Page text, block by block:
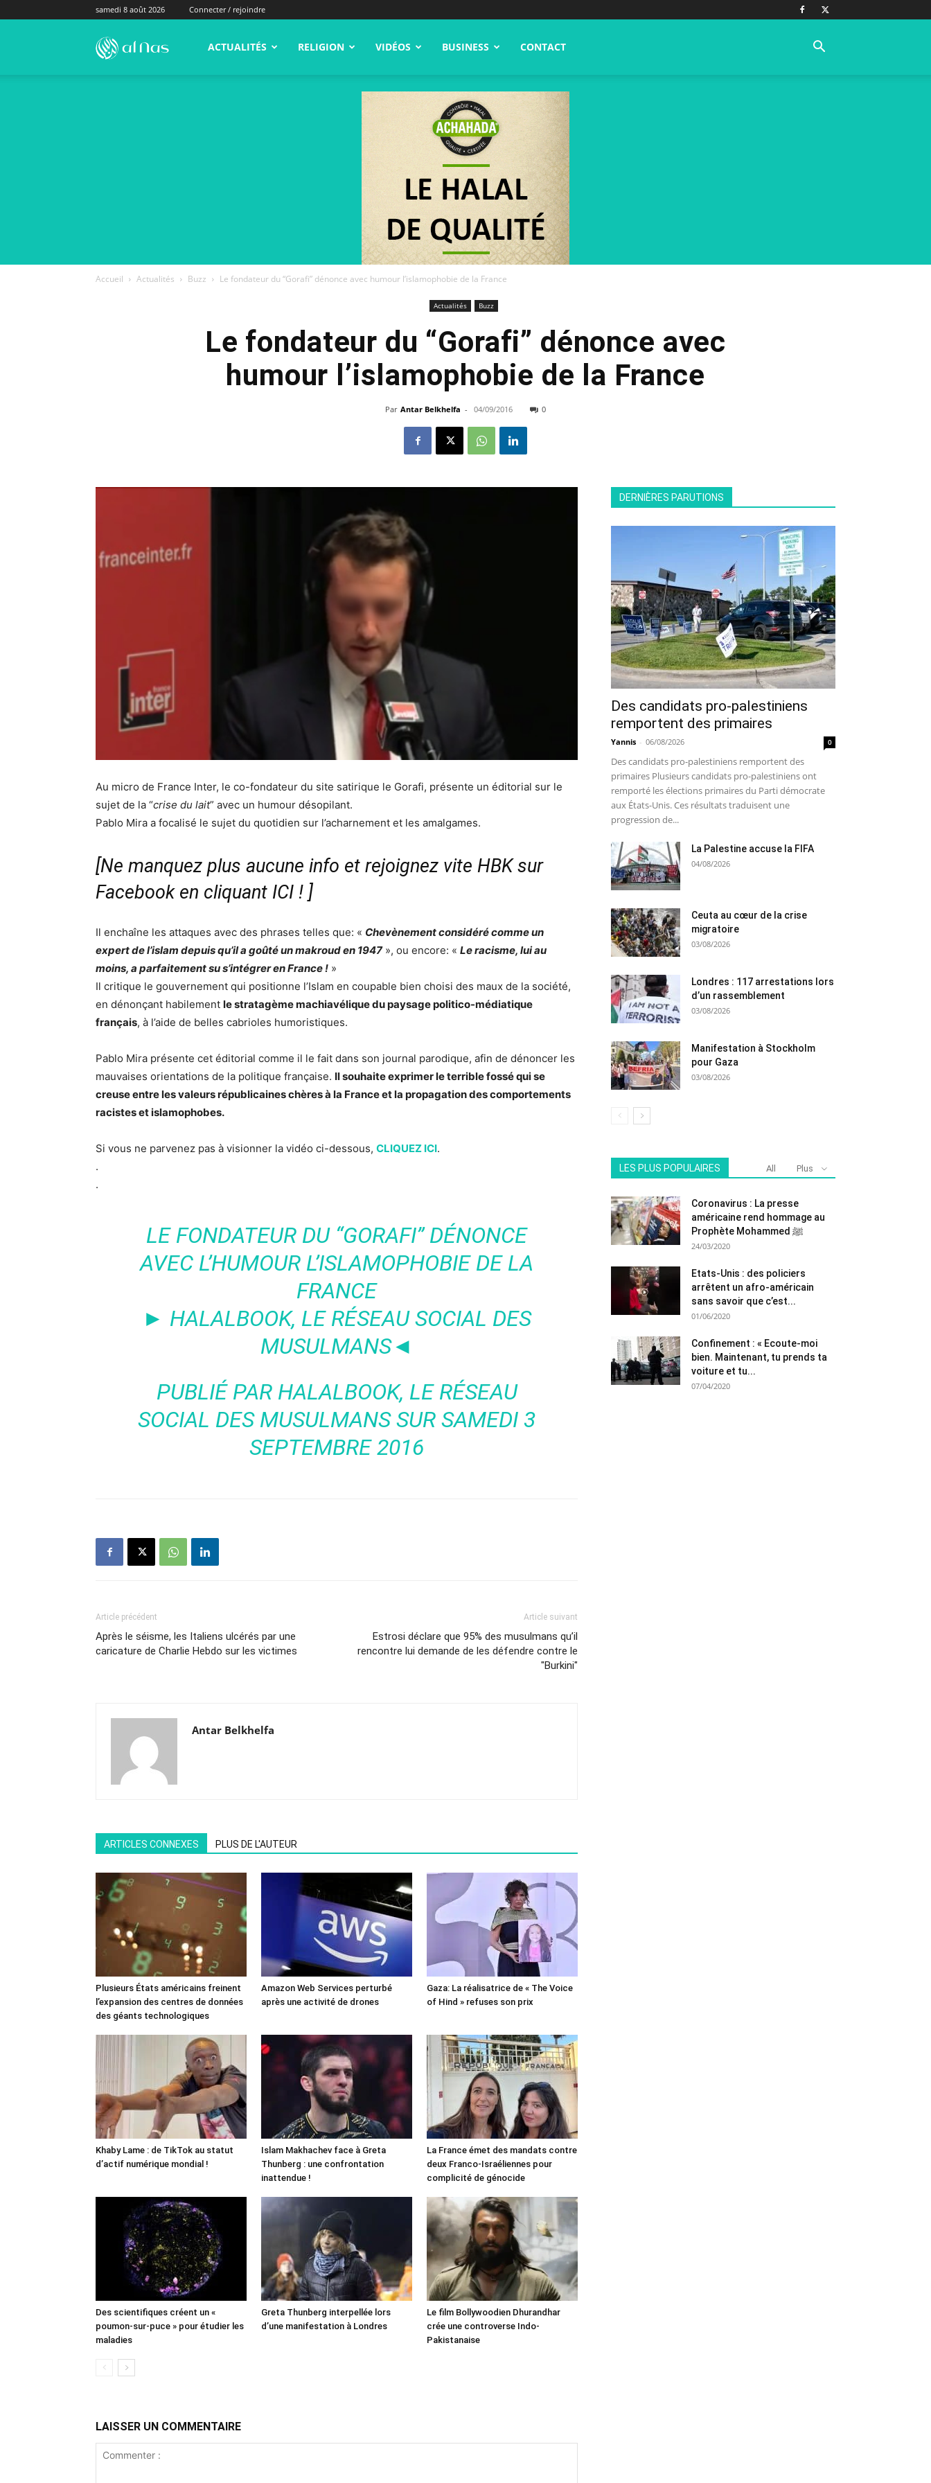
samedi 8 août 2026 Connecter / rejoindre
alNas.fr ACTUALITÉS RELIGION VIDÉOS BUSINESS CONTACT
Accueil Actualités Buzz Le fondateur du “Gorafi” dénonce avec humour l’islamophobie de la France
Actualités Buzz
Le fondateur du “Gorafi” dénonce avec
humour l’islamophobie de la France
Par Antar Belkhelfa - 04/09/2016 0
Au micro de France Inter, le co-fondateur du site satirique le Gorafi, présente un éditorial sur le
sujet de la “crise du lait” avec un humour désopilant.
Pablo Mira a focalisé le sujet du quotidien sur l’acharnement et les amalgames.
[Ne manquez plus aucune info et rejoignez vite HBK sur
Facebook en cliquant ICI ! ]
Il enchaîne les attaques avec des phrases telles que: « Chevènement considéré comme un
expert de l’islam depuis qu’il a goûté un makroud en 1947 », ou encore: « Le racisme, lui au
moins, a parfaitement su s’intégrer en France ! »
Il critique le gouvernement qui positionne l’Islam en coupable bien choisi des maux de la société,
en dénonçant habilement le stratagème machiavélique du paysage politico-médiatique
français, à l’aide de belles cabrioles humoristiques.
Pablo Mira présente cet éditorial comme il le fait dans son journal parodique, afin de dénoncer les
mauvaises orientations de la politique française. Il souhaite exprimer le terrible fossé qui se
creuse entre les valeurs républicaines chères à la France et la propagation des comportements
racistes et islamophobes.
Si vous ne parvenez pas à visionner la vidéo ci-dessous, CLIQUEZ ICI.
.
.
LE FONDATEUR DU “GORAFI” DÉNONCE
AVEC L’HUMOUR L’ISLAMOPHOBIE DE LA
FRANCE
► HALALBOOK, LE RÉSEAU SOCIAL DES
MUSULMANS◄
PUBLIÉ PAR HALALBOOK, LE RÉSEAU
SOCIAL DES MUSULMANSSUR SAMEDI 3
SEPTEMBRE 2016
Article précédent
Après le séisme, les Italiens ulcérés par une
caricature de Charlie Hebdo sur les victimes
Article suivant
Estrosi déclare que 95% des musulmans qu’il
rencontre lui demande de les défendre contre le
"Burkini"
Antar Belkhelfa
ARTICLES CONNEXES PLUS DE L'AUTEUR
Plusieurs États américains freinent
l’expansion des centres de données
des géants technologiques
Amazon Web Services perturbé
après une activité de drones
Gaza: La réalisatrice de « The Voice
of Hind » refuses son prix
Khaby Lame : de TikTok au statut
d’actif numérique mondial !
Islam Makhachev face à Greta
Thunberg : une confrontation
inattendue !
La France émet des mandats contre
deux Franco-Israéliennes pour
complicité de génocide
Des scientifiques créent un «
poumon-sur-puce » pour étudier les
maladies
Greta Thunberg interpellée lors
d’une manifestation à Londres
Le film Bollywoodien Dhurandhar
crée une controverse Indo-
Pakistanaise
LAISSER UN COMMENTAIRE
DERNIÈRES PARUTIONS
Des candidats pro-palestiniens
remportent des primaires
Yannis - 06/08/2026 0
Des candidats pro-palestiniens remportent des
primaires Plusieurs candidats pro-palestiniens ont
remporté les élections primaires du Parti démocrate
aux États-Unis. Ces résultats traduisent une
progression de...
La Palestine accuse la FIFA
04/08/2026
Ceuta au cœur de la crise
migratoire
03/08/2026
Londres : 117 arrestations lors
d’un rassemblement
03/08/2026
Manifestation à Stockholm
pour Gaza
03/08/2026
LES PLUS POPULAIRES All Plus
Coronavirus : La presse
américaine rend hommage au
Prophète Mohammed ﷺ
24/03/2020
Etats-Unis : des policiers
arrêtent un afro-américain
sans savoir que c’est...
01/06/2020
Confinement : « Ecoute-moi
bien. Maintenant, tu prends ta
voiture et tu...
07/04/2020